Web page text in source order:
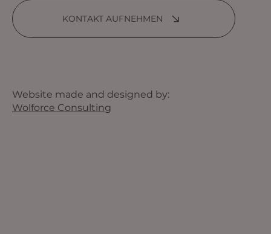
KONTAKT AUFNEHMEN
Website made and designed by:
Wolforce Consulting